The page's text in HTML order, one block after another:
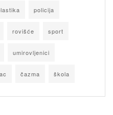
policija
rovišće sport
umirovljenici
čazma škola